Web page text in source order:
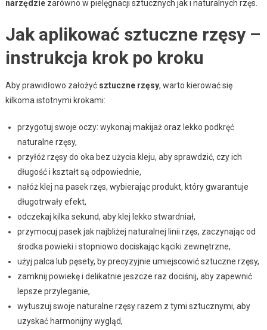
narzędziezarówno w pielęgnacji sztucznych jak i naturalnych rzęs.
Jak aplikować sztuczne rzęsy –
instrukcja krok po kroku
Aby prawidłowo założyć sztuczne rzęsy, warto kierować się
kilkoma istotnymi krokami:
przygotuj swoje oczy: wykonaj makijaż oraz lekko podkręć
naturalne rzęsy,
przyłóż rzęsy do oka bez użycia kleju, aby sprawdzić, czy ich
długość i kształt są odpowiednie,
nałóż klej na pasek rzęs, wybierając produkt, który gwarantuje
długotrwały efekt,
odczekaj kilka sekund, aby klej lekko stwardniał,
przymocuj pasek jak najbliżej naturalnej linii rzęs, zaczynając od
środka powieki i stopniowo dociskając kąciki zewnętrzne,
użyj palca lub pęsety, by precyzyjnie umiejscowić sztuczne rzęsy,
zamknij powiekę i delikatnie jeszcze raz dociśnij, aby zapewnić
lepsze przyleganie,
wytuszuj swoje naturalne rzęsy razem z tymi sztucznymi, aby
uzyskać harmonijny wygląd,